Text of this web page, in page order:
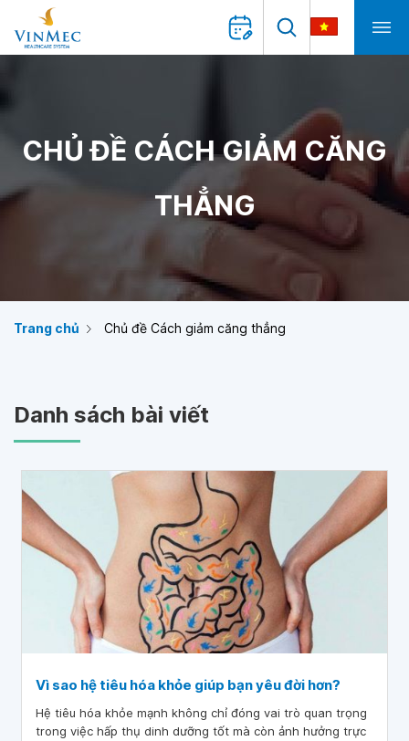
CHỦ ĐỀ CÁCH GIẢM CĂNG
THẲNG
Trang chủ Chủ đề Cách giảm căng thẳng
Danh sách bài viết
Vì sao hệ tiêu hóa khỏe giúp bạn yêu đời hơn?
Hệ tiêu hóa khỏe mạnh không chỉ đóng vai trò quan trọng
trong việc hấp thụ dinh dưỡng tốt mà còn ảnh hưởng trực